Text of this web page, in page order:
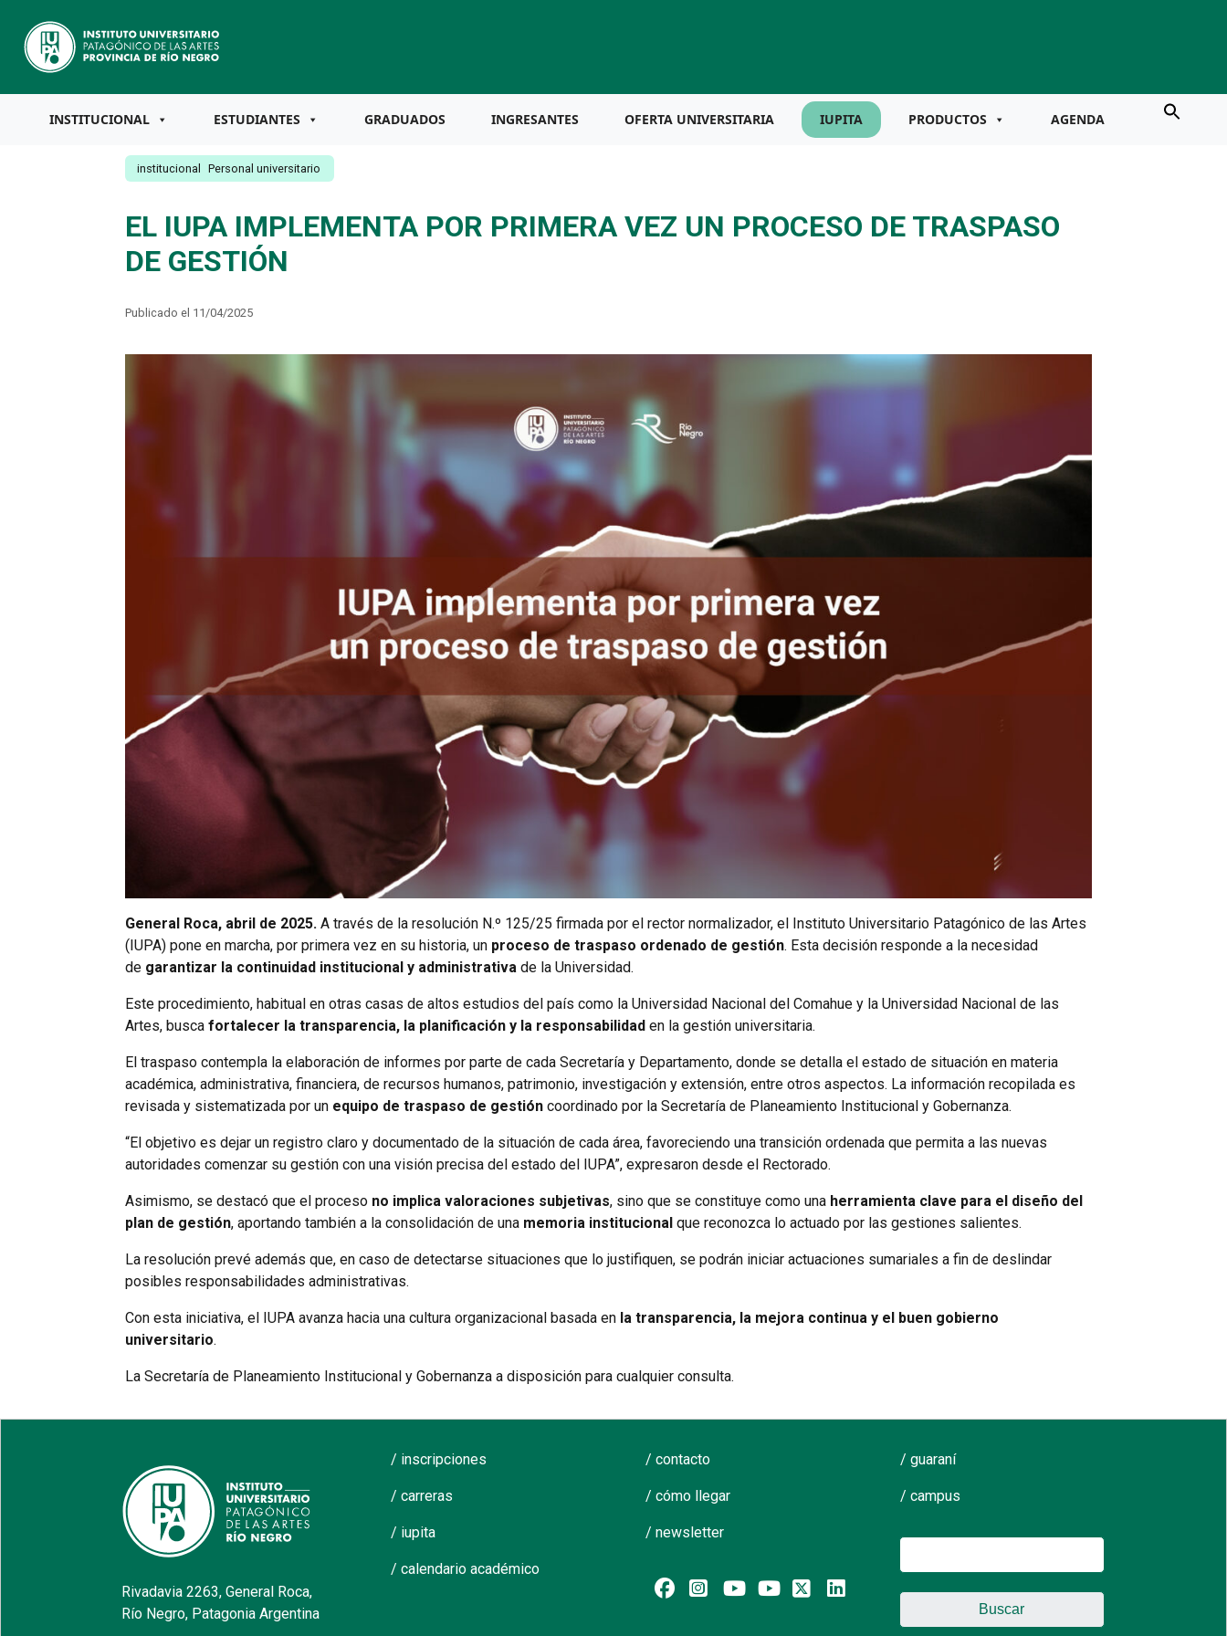
INSTITUCIONAL ESTUDIANTES GRADUADOS INGRESANTES OFERTA UNIVERSITARIA IUPITA PRODUCTOS AGENDA
institucional Personal universitario
EL IUPA IMPLEMENTA POR PRIMERA VEZ UN PROCESO DE TRASPASO
DE GESTIÓN
Publicado el 11/04/2025
General Roca, abril de 2025. A través de la resolución N.º 125/25 firmada por el rector normalizador, el Instituto Universitario Patagónico de las Artes
(IUPA) pone en marcha, por primera vez en su historia, un proceso de traspaso ordenado de gestión. Esta decisión responde a la necesidad
de garantizar la continuidad institucional y administrativa de la Universidad.
Este procedimiento, habitual en otras casas de altos estudios del país como la Universidad Nacional del Comahue y la Universidad Nacional de las
Artes, busca fortalecer la transparencia, la planificación y la responsabilidaden la gestión universitaria.
El traspaso contempla la elaboración de informes por parte de cada Secretaría y Departamento, donde se detalla el estado de situación en materia
académica, administrativa, financiera, de recursos humanos, patrimonio, investigación y extensión, entre otros aspectos. La información recopilada es
revisada y sistematizada por un equipo de traspaso de gestióncoordinado por la Secretaría de Planeamiento Institucional y Gobernanza.
“El objetivo es dejar un registro claro y documentado de la situación de cada área, favoreciendo una transición ordenada que permita a las nuevas
autoridades comenzar su gestión con una visión precisa del estado del IUPA”, expresaron desde el Rectorado.
Asimismo, se destacó que el proceso no implica valoraciones subjetivas, sino que se constituye como una herramienta clave para el diseño del
plan de gestión, aportando también a la consolidación de una memoria institucionalque reconozca lo actuado por las gestiones salientes.
La resolución prevé además que, en caso de detectarse situaciones que lo justifiquen, se podrán iniciar actuaciones sumariales a fin de deslindar
posibles responsabilidades administrativas.
Con esta iniciativa, el IUPA avanza hacia una cultura organizacional basada en la transparencia, la mejora continua y el buen gobierno
universitario.
La Secretaría de Planeamiento Institucional y Gobernanza a disposición para cualquier consulta.
Rivadavia 2263, General Roca,
Río Negro, Patagonia Argentina
/ inscripciones
/ carreras
/ iupita
/ calendario académico
/ contacto
/ cómo llegar
/ newsletter
/ guaraní
/ campus
Buscar: